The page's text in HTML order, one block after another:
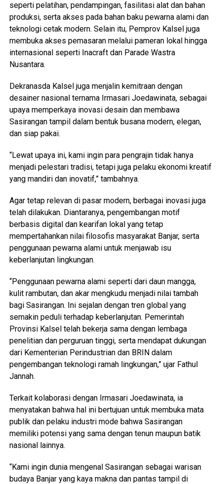
seperti pelatihan, pendampingan, fasilitasi alat dan bahan
produksi, serta akses pada bahan baku pewarna alami dan
teknologi cetak modern. Selain itu, Pemprov Kalsel juga
membuka akses pemasaran melalui pameran lokal hingga
internasional seperti Inacraft dan Parade Wastra
Nusantara.
Dekranasda Kalsel juga menjalin kemitraan dengan
desainer nasional ternama Irmasari Joedawinata, sebagai
upaya memperkaya inovasi desain dan membawa
Sasirangan tampil dalam bentuk busana modern, elegan,
dan siap pakai.
“Lewat upaya ini, kami ingin para pengrajin tidak hanya
menjadi pelestari tradisi, tetapi juga pelaku ekonomi kreatif
yang mandiri dan inovatif,” tambahnya.
Agar tetap relevan di pasar modern, berbagai inovasi juga
telah dilakukan. Diantaranya, pengembangan motif
berbasis digital dan kearifan lokal yang tetap
mempertahankan nilai filosofis masyarakat Banjar, serta
penggunaan pewarna alami untuk menjawab isu
keberlanjutan lingkungan.
“Penggunaan pewarna alami seperti dari daun mangga,
kulit rambutan, dan akar mengkudu menjadi nilai tambah
bagi Sasirangan. Ini sejalan dengan tren global yang
semakin peduli terhadap keberlanjutan. Pemerintah
Provinsi Kalsel telah bekerja sama dengan lembaga
penelitian dan perguruan tinggi, serta mendapat dukungan
dari Kementerian Perindustrian dan BRIN dalam
pengembangan teknologi ramah lingkungan,” ujar Fathul
Jannah.
Terkait kolaborasi dengan Irmasari Joedawinata, ia
menyatakan bahwa hal ini bertujuan untuk membuka mata
publik dan pelaku industri mode bahwa Sasirangan
memiliki potensi yang sama dengan tenun maupun batik
nasional lainnya.
“Kami ingin dunia mengenal Sasirangan sebagai warisan
budaya Banjar yang kaya makna dan pantas tampil di